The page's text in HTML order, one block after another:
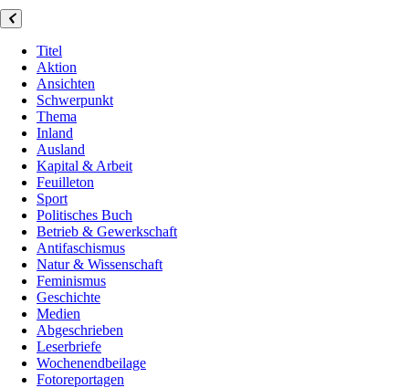
Titel
Aktion
Ansichten
Schwerpunkt
Thema
Inland
Ausland
Kapital & Arbeit
Feuilleton
Sport
Politisches Buch
Betrieb & Gewerkschaft
Antifaschismus
Natur & Wissenschaft
Feminismus
Geschichte
Medien
Abgeschrieben
Leserbriefe
Wochenendbeilage
Fotoreportagen